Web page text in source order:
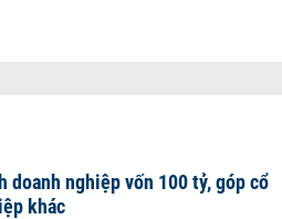
doanh nghiệp vốn 100 tỷ, góp cổ
khác